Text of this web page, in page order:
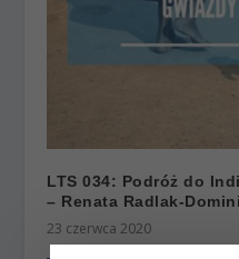
LTS 034: Podróż do
– Renata Radlak-
23 czerwca 2020